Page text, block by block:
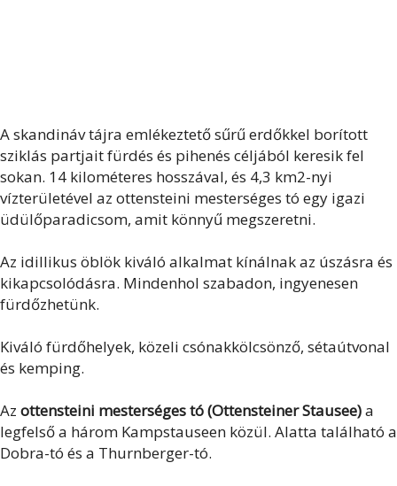
A skandináv tájra emlékeztető sűrű erdőkkel borított
sziklás partjait fürdés és pihenés céljából keresik fel
sokan. 14 kilométeres hosszával, és 4,3 km2-nyi
vízterületével az ottensteini mesterséges tó egy igazi
üdülőparadicsom, amit könnyű megszeretni.
Az idillikus öblök kiváló alkalmat kínálnak az úszásra és
kikapcsolódásra. Mindenhol szabadon, ingyenesen
fürdőzhetünk.
Kiváló fürdőhelyek, közeli csónakkölcsönző, sétaútvonal
és kemping.
Az ottensteini mesterséges tó (Ottensteiner Stausee)a
legfelső a három Kampstauseen közül. Alatta található a
Dobra-tó és a Thurnberger-tó.